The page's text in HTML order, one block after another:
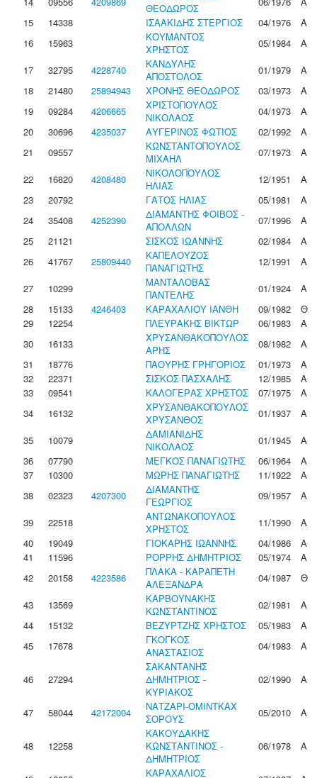
ΘΕΟΔΩΡΟΣ
15
14338 ΙΣΑΑΚΙΔΗΣ ΣΤΕΡΓΙΟΣ 04/1976
Α
16
15963
ΚΟΥΜΑΝΤΟΣ
ΧΡΗΣΤΟΣ
05/1984
Α
17
32795 4228740
ΚΑΝΔΥΛΗΣ
ΑΠΟΣΤΟΛΟΣ
01/1979
Α
18
21480 25894943 ΧΡΟΝΗΣ ΘΕΟΔΩΡΟΣ 03/1973
Α
19
09284 4206665
ΧΡΙΣΤΟΠΟΥΛΟΣ
ΝΙΚΟΛΑΟΣ
04/1973
Α
20
30696 4235037 ΑΥΓΕΡΙΝΟΣ ΦΩΤΙΟΣ 02/1992
Α
21
09557
ΚΩΝΣΤΑΝΤΟΠΟΥΛΟΣ
ΜΙΧΑΗΛ
07/1973
Α
22
16820 4208480
ΝΙΚΟΛΟΠΟΥΛΟΣ
ΗΛΙΑΣ
12/1951
Α
23
20792 ΓΑΤΟΣ ΗΛΙΑΣ 05/1981
Α
24
35408 4252390
ΔΙΑΜΑΝΤΗΣ ΦΟΙΒΟΣ -
ΑΠΟΛΛΩΝ
07/1996
Α
25
21121 ΣΙΣΚΟΣ ΙΩΑΝΝΗΣ 02/1984
Α
26
41767 25809440
ΚΑΠΕΛΟΥΖΟΣ
ΠΑΝΑΓΙΩΤΗΣ
12/1991
Α
27
10299
ΜΑΝΤΑΛΟΒΑΣ
ΠΑΝΤΕΛΗΣ
01/1924
Α
28
15133 4246403 ΚΑΡΑΧΑΛΙΟΥ ΙΑΝΘΗ 09/1982
Θ
29
12254 ΠΛΕΥΡΑΚΗΣ ΒΙΚΤΩΡ 06/1983
Α
30
16133
ΧΡΥΣΑΝΘΑΚΟΠΟΥΛΟΣ
ΑΡΗΣ
08/1982
Α
31
18776 ΠΑΟΥΡΗΣ ΓΡΗΓΟΡΙΟΣ 01/1973
Α
32
22371 ΣΙΣΚΟΣ ΠΑΣΧΑΛΗΣ 12/1985
Α
33
09541 ΚΑΛΟΓΕΡΑΣ ΧΡΗΣΤΟΣ 07/1975
Α
34
16132
ΧΡΥΣΑΝΘΑΚΟΠΟΥΛΟΣ
ΧΡΥΣΑΝΘΟΣ
01/1937
Α
35
10079
ΔΑΜΙΑΝΙΔΗΣ
ΝΙΚΟΛΑΟΣ
01/1945
Α
36
07790 ΜΕΓΚΟΣ ΠΑΝΑΓΙΩΤΗΣ 06/1964
Α
37
10300 ΜΩΡΗΣ ΠΑΝΑΓΙΩΤΗΣ 11/1922
Α
38
02323 4207300
ΔΙΑΜΑΝΤΗΣ
ΓΕΩΡΓΙΟΣ
09/1957
Α
39
22518
ΑΝΤΩΝΑΚΟΠΟΥΛΟΣ
ΧΡΗΣΤΟΣ
11/1990
Α
40
19049 ΓΙΟΚΑΡΗΣ ΙΩΑΝΝΗΣ 04/1986
Α
41
11596 ΡΟΡΡΗΣ ΔΗΜΗΤΡΙΟΣ 05/1974
Α
42
20158 4223586
ΠΛΑΚΑ - ΚΑΡΑΠΕΤΗ
ΑΛΕΞΑΝΔΡΑ
04/1987
Θ
43
13569
ΚΑΡΒΟΥΝΑΚΗΣ
ΚΩΝΣΤΑΝΤΙΝΟΣ
02/1981
Α
44
15132 ΒΕΖΥΡΤΖΗΣ ΧΡΗΣΤΟΣ 05/1983
Α
45
17678
ΓΚΟΓΚΟΣ
ΑΝΑΣΤΑΣΙΟΣ
04/1983 Α
46 27294
ΣΑΚΑΝΤΑΝΗΣ
ΔΗΜΗΤΡΙΟΣ -
ΚΥΡΙΑΚΟΣ
02/1990 Α
47 58044 42172004
ΝΑΤΖΑΡΙ-ΟΜΙΝΤΚΑΧ
ΣΟΡΟΥΣ
05/2010 Α
48 12258
ΚΑΚΟΥΔΑΚΗΣ
ΚΩΝΣΤΑΝΤΙΝΟΣ -
ΔΗΜΗΤΡΙΟΣ
06/1978 Α
ΚΑΡΑΧΑΛΙΟΣ